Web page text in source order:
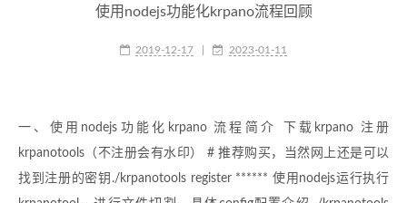
使用nodejs功能化krpano流程回顾
2019-12-17 2023-01-11
一、使用nodejs功能化krpano 流程简介 下载krpano 注册
krpanotools（不注册会有水印） # 推荐购买，当然网上还是可以
找到注册的密钥./krpanotools register ****** 使用nodejs运行执行